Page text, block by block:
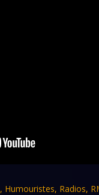
, Humouristes, Radios,